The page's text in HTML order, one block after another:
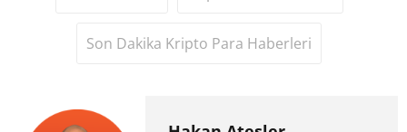
Son Dakika Kripto Para Haberleri